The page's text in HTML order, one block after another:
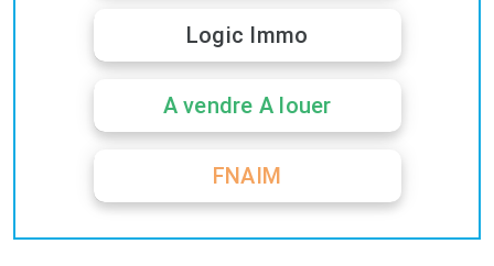
Logic Immo
A vendre A louer
FNAIM